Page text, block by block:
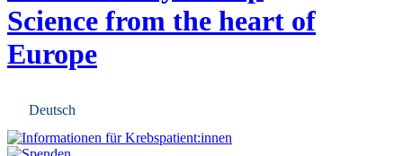
Science from the heart of
Europe
Deutsch